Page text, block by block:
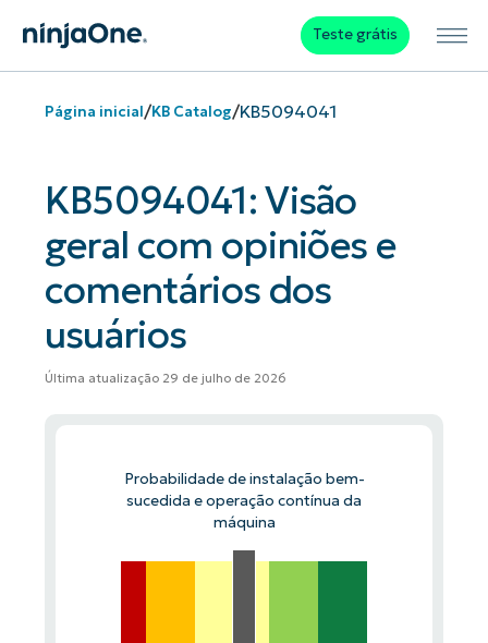
Teste grátis
Página inicial/KB Catalog/KB5094041
KB5094041: Visão
geral com opiniões e
comentários dos
usuários
Última atualização 29 de julho de 2026
Probabilidade de instalação bem-
sucedida e operação contínua da
máquina